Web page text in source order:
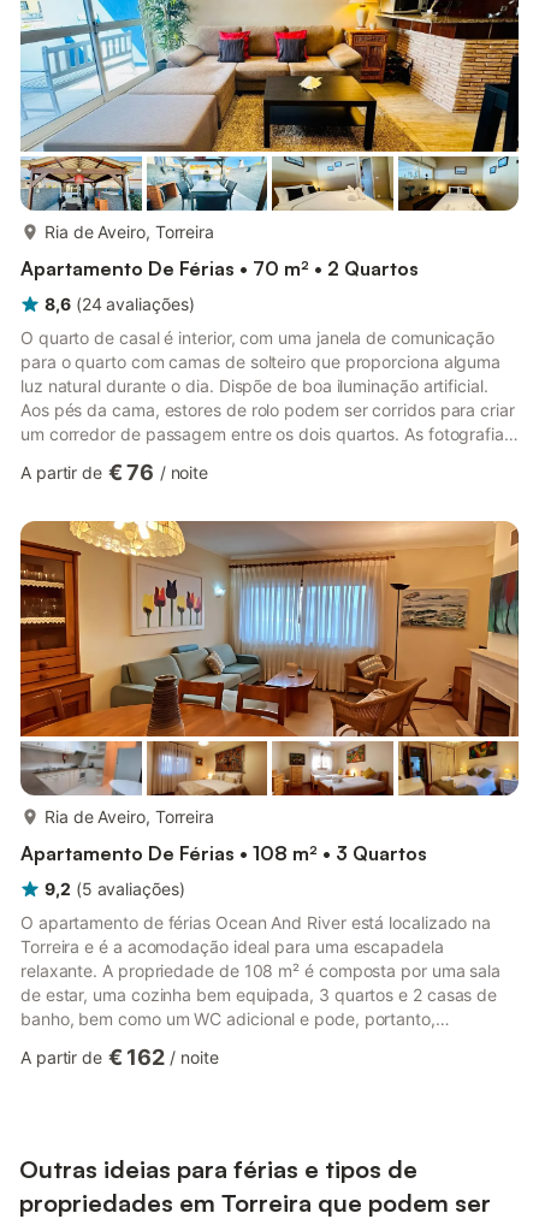
Ria de Aveiro, Torreira
Apartamento De Férias • 70 m² • 2 Quartos
8,6 (24 avaliações)
O quarto de casal é interior, com uma janela de comunicação
para o quarto com camas de solteiro que proporciona alguma
luz natural durante o dia. Dispõe de boa iluminação artificial.
Aos pés da cama, estores de rolo podem ser corridos para criar
um corredor de passagem entre os dois quartos. As fotografias
A partir de € 76 / noite
Ria de Aveiro, Torreira
Apartamento De Férias • 108 m² • 3 Quartos
9,2 (5 avaliações)
O apartamento de férias Ocean And River está localizado na
Torreira e é a acomodação ideal para uma escapadela
relaxante. A propriedade de 108 m² é composta por uma sala
de estar, uma cozinha bem equipada, 3 quartos e 2 casas de
banho, bem como um WC adicional e pode, portanto,
máquina de lavar roupa. Também está disponível uma cadeira
supermercados e r...
A partir de € 162 / noite
Outras ideias para férias e tipos de
propriedades em Torreira que podem ser